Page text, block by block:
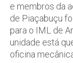
e membros da
de Piaçabuçu
para o IML de
unidade está
oficina